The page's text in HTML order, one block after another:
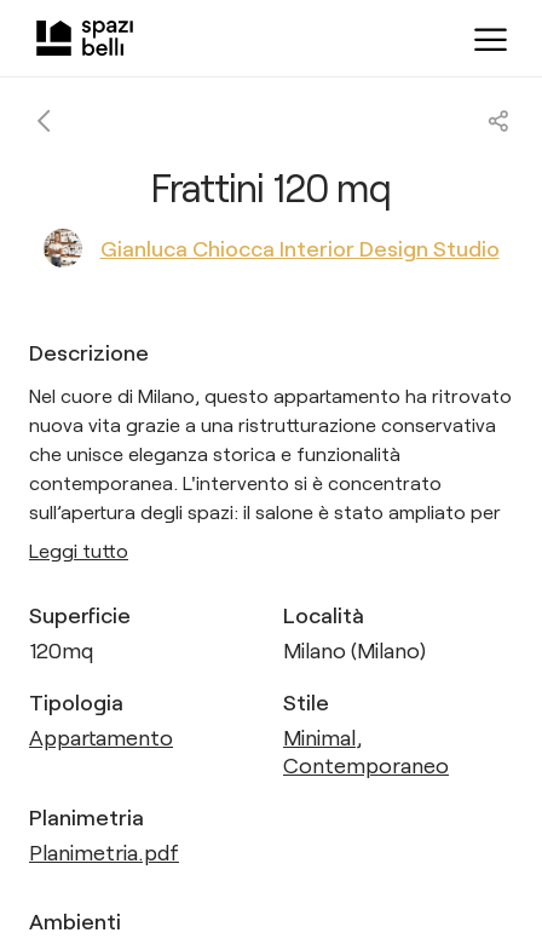
Frattini 120 mq
Gianluca Chiocca Interior Design Studio
Descrizione
Nel cuore di Milano, questo appartamento ha ritrovato
nuova vita grazie a una ristrutturazione conservativa
che unisce eleganza storica e funzionalità
contemporanea. L'intervento si è concentrato
sull’apertura degli spazi: il salone è stato ampliato per
Leggi tutto
Superficie
120mq
Località
Milano (Milano)
Tipologia
Appartamento
Stile
Minimal,
Contemporaneo
Planimetria
Planimetria.pdf
Ambienti